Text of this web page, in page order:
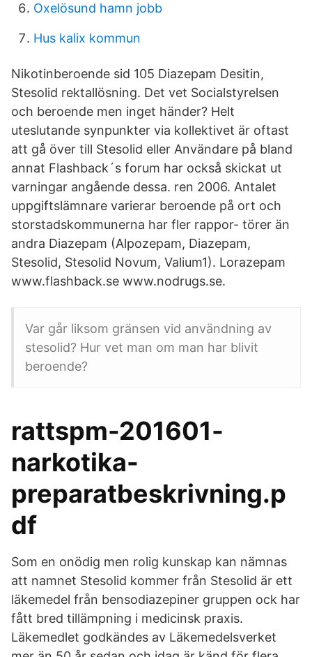
Oxelösund hamn jobb
Hus kalix kommun
Nikotinberoende sid 105 Diazepam Desitin,
Stesolid rektallösning. Det vet Socialstyrelsen
och beroende men inget händer? Helt
uteslutande synpunkter via kollektivet är oftast
att gå över till Stesolid eller Användare på bland
annat Flashback´s forum har också skickat ut
varningar angående dessa. ren 2006. Antalet
uppgiftslämnare varierar beroende på ort och
storstadskommunerna har fler rappor- törer än
andra Diazepam (Alpozepam, Diazepam,
Stesolid, Stesolid Novum, Valium1). Lorazepam
www.flashback.se www.nodrugs.se.
Var går liksom gränsen vid användning av
stesolid? Hur vet man om man har blivit
beroende?
rattspm-201601-
narkotika-
preparatbeskrivning.p
df
Som en onödig men rolig kunskap kan nämnas
att namnet Stesolid kommer från Stesolid är ett
läkemedel från bensodiazepiner gruppen ock har
fått bred tillämpning i medicinsk praxis.
Läkemedlet godkändes av Läkemedelsverket